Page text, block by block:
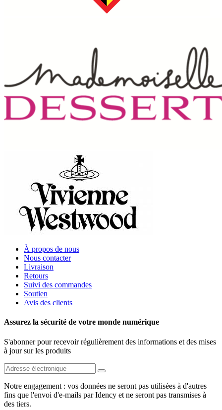
À propos de nous
Nous contacter
Livraison
Retours
Suivi des commandes
Soutien
Avis des clients
Assurez la sécurité de votre monde numérique
S'abonner pour recevoir régulièrement des informations et des mises
à jour sur les produits
Notre engagement : vos données ne seront pas utilisées à d'autres
fins que l'envoi d'e-mails par Idency et ne seront pas transmises à
des tiers.